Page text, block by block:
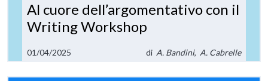
Al cuore dell’argomentativo con il
Writing Workshop
01/04/2025 di A. Bandini, A. Cabrelle